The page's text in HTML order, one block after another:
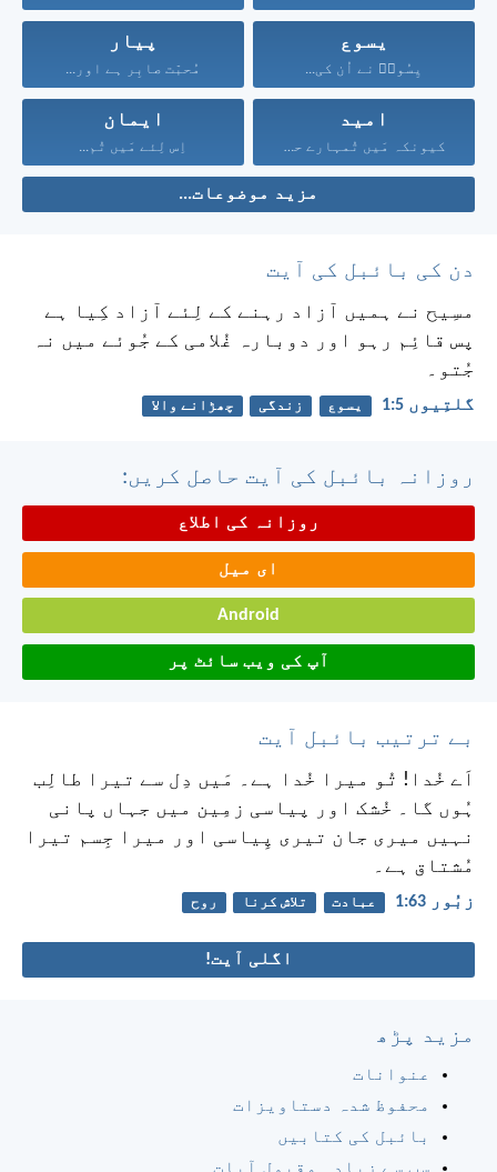
یسوع
یِسُوعؔ نے اُن کی...
پیار
مُحبّت صابِر ہے اور...
امید
کیونکہ مَیں تُمہارے حق...
ایمان
اِس لِئے مَیں تُم...
مزید موضوعات...
دن کی بائبل کی آیت
مسِیح نے ہمیں آزاد رہنے کے لِئے آزاد کِیا ہے
پس قائِم رہو اور دوبارہ غُلامی کے جُوئے میں نہ
جُتو۔
گلتِیوں 5:‏1 یسوع زندگی چھڑانے والا
روزانہ بائبل کی آیت حاصل کریں:
روزانہ کی اطلاع
ای میل
Android
آپ کی ویب سائٹ پر
بے ترتیب بائبل آیت
اَے خُدا! تُو میرا خُدا ہے۔ مَیں دِل سے تیرا طالِب
ہُوں گا۔ خُشک اور پیاسی زمِین میں جہاں پانی
نہیں میری جان تیری پِیاسی اور میرا جِسم تیرا
مُشتاق ہے۔
زبُور 63:‏1 عبادت تلاش کرنا روح
اگلی آیت!
مزید پڑھ
عنوانات
محفوظ شدہ دستاویزات
بائبل کی کتابیں